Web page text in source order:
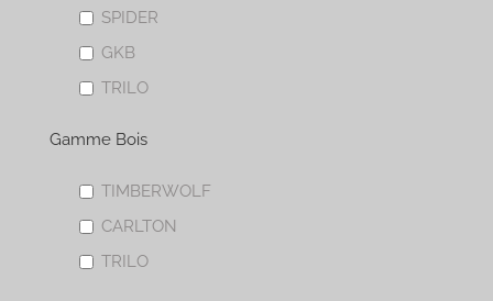
SPIDER
GKB
TRILO
Gamme Bois
TIMBERWOLF
CARLTON
TRILO